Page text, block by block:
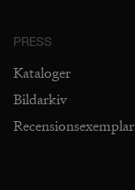
PRESS
Kataloger
Bildarkiv
Recensionsexemplar